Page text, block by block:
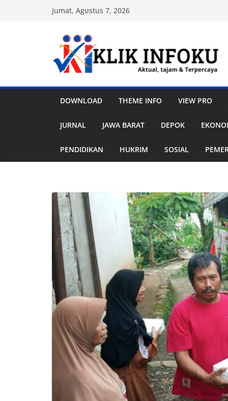
Jumat, Agustus 7, 2026
DOWNLOAD THEME INFO VIEW PRO
JURNAL JAWA BARAT DEPOK
PENDIDIKAN HUKRIM SOSIAL